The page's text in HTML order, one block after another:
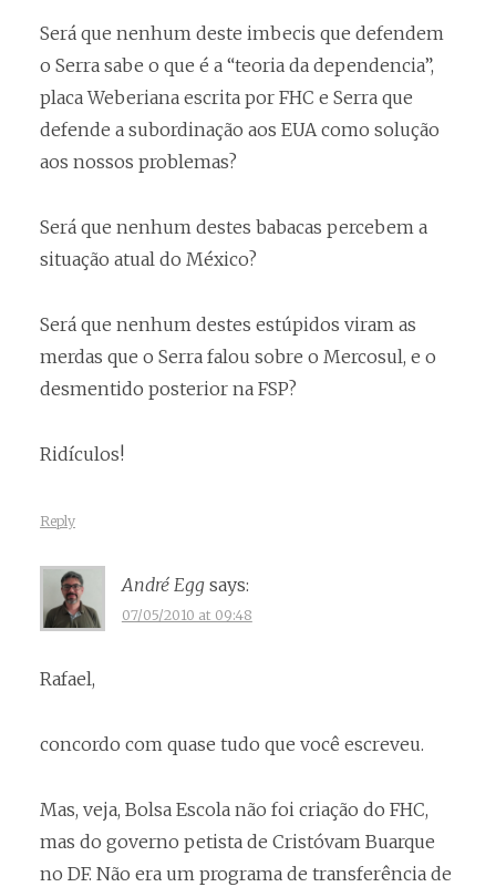
Será que nenhum deste imbecis que defendem
o Serra sabe o que é a “teoria da dependencia”,
placa Weberiana escrita por FHC e Serra que
defende a subordinação aos EUA como solução
aos nossos problemas?
Será que nenhum destes babacas percebem a
situação atual do México?
Será que nenhum destes estúpidos viram as
merdas que o Serra falou sobre o Mercosul, e o
desmentido posterior na FSP?
Ridículos!
Reply
André Egg says:
07/05/2010 at 09:48
Rafael,
concordo com quase tudo que você escreveu.
Mas, veja, Bolsa Escola não foi criação do FHC,
mas do governo petista de Cristóvam Buarque
no DF. Não era um programa de transferência de